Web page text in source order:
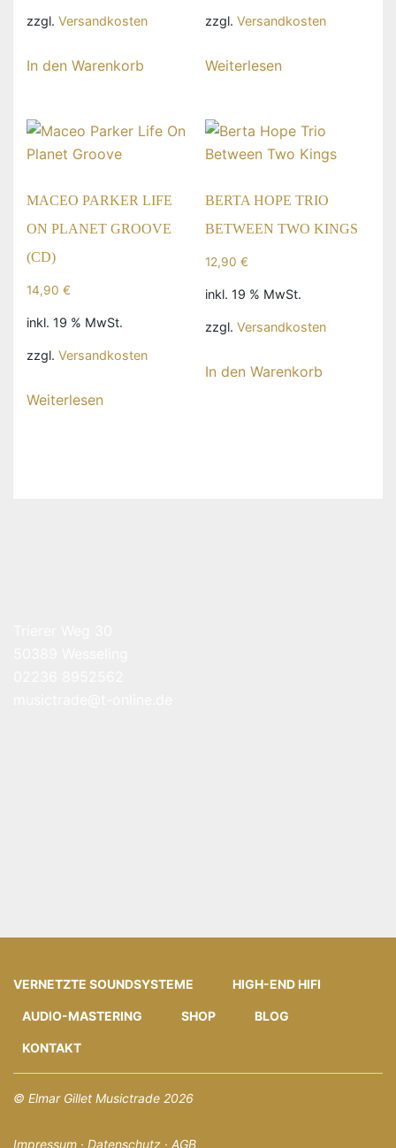
zzgl. Versandkosten
In den Warenkorb
zzgl. Versandkosten
Weiterlesen
MACEO PARKER LIFE
ON PLANET GROOVE
(CD)
14,90 €
inkl. 19 % MwSt.
zzgl. Versandkosten
Weiterlesen
BERTA HOPE TRIO
BETWEEN TWO KINGS
12,90 €
inkl. 19 % MwSt.
zzgl. Versandkosten
In den Warenkorb
VERNETZTE SOUNDSYSTEME HIGH-END HIFI
AUDIO-MASTERING SHOP BLOG
KONTAKT
© Elmar Gillet Musictrade 2026
Impressum · Datenschutz · AGB